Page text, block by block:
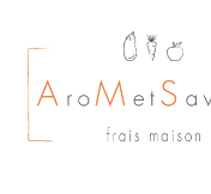
Aller
à
la
navigation
Aller
au
contenu